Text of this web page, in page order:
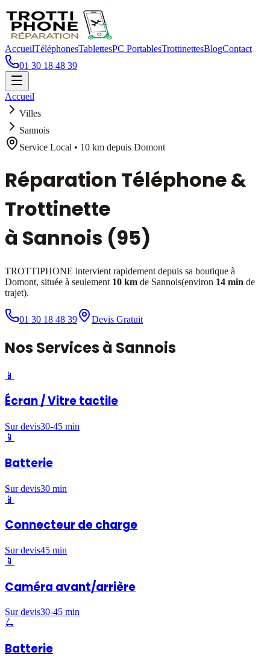
AccueilTéléphonesTablettesPC PortablesTrottinettesBlogContact
01 30 18 48 39
Accueil
Villes
Sannois
Service Local • 10 km depuis Domont
Réparation Téléphone &
Trottinette
à Sannois (95)
TROTTIPHONE intervient rapidement depuis sa boutique à
Domont, située à seulement 10 km de Sannois(environ 14 min de
trajet).
01 30 18 48 39 Devis Gratuit
NosServicesà Sannois
📱
Écran / Vitre tactile
Sur devis30-45 min
📱
Batterie
Sur devis30 min
📱
Connecteur de charge
Sur devis45 min
📱
Caméra avant/arrière
Sur devis30-45 min
🛴
Batterie